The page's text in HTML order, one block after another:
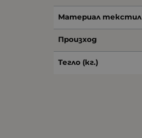
Материал текстил
Произход
Тегло (кг.)